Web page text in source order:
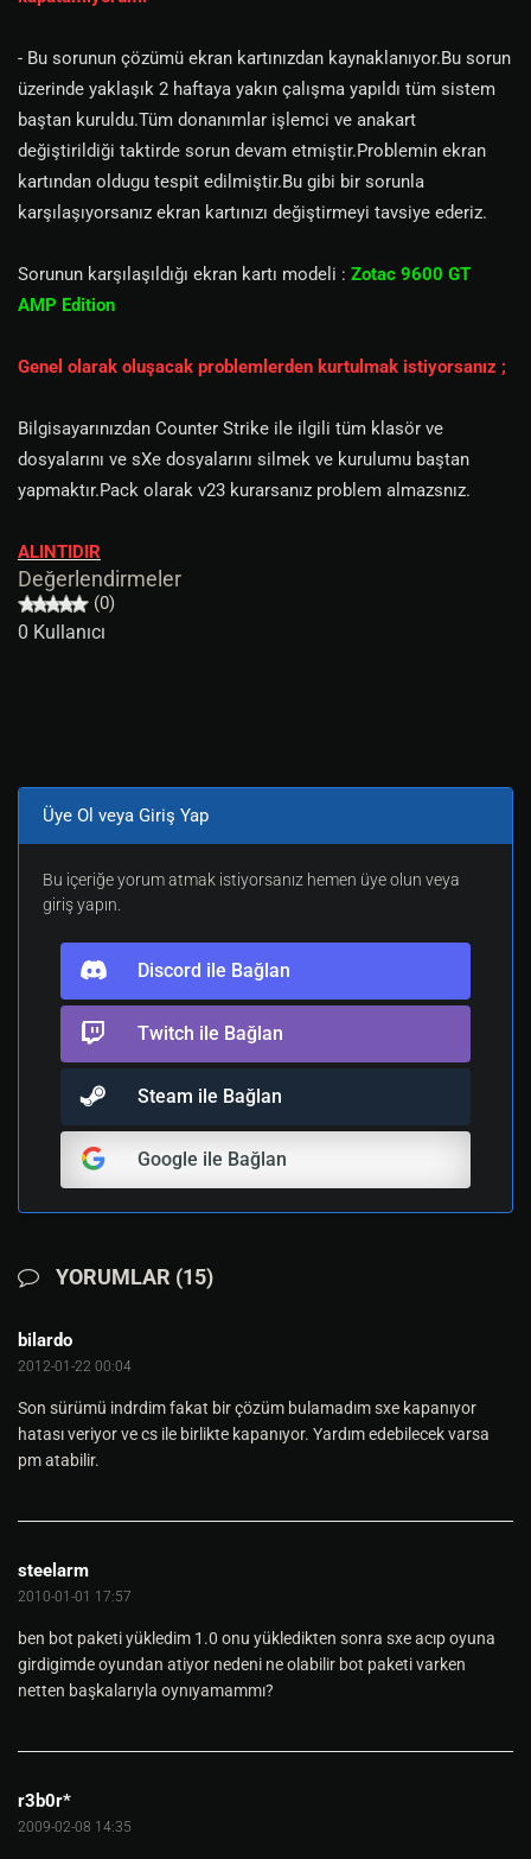
- Bu sorunun çözümü ekran kartınızdan kaynaklanıyor.Bu sorun
üzerinde yaklaşık 2 haftaya yakın çalışma yapıldı tüm sistem
baştan kuruldu.Tüm donanımlar işlemci ve anakart
değiştirildiği taktirde sorun devam etmiştir.Problemin ekran
kartından oldugu tespit edilmiştir.Bu gibi bir sorunla
karşılaşıyorsanız ekran kartınızı değiştirmeyi tavsiye ederiz.
Sorunun karşılaşıldığı ekran kartı modeli : Zotac 9600 GT
AMP Edition
Genel olarak oluşacak problemlerden kurtulmak istiyorsanız ;
Bilgisayarınızdan Counter Strike ile ilgili tüm klasör ve
dosyalarını ve sXe dosyalarını silmek ve kurulumu baştan
yapmaktır.Pack olarak v23 kurarsanız problem almazsnız.
ALINTIDIR
Değerlendirmeler
(0)
0 Kullanıcı
Üye Ol veya Giriş Yap
Bu içeriğe yorum atmak istiyorsanız hemen üye olun veya
giriş yapın.
Discord ile Bağlan
Twitch ile Bağlan
Steam ile Bağlan
Google ile Bağlan
YORUMLAR (15)
bilardo
2012-01-22 00:04
Son sürümü indrdim fakat bir çözüm bulamadım sxe kapanıyor
hatası veriyor ve cs ile birlikte kapanıyor. Yardım edebilecek varsa
pm atabilir.
steelarm
2010-01-01 17:57
ben bot paketi yükledim 1.0 onu yükledikten sonra sxe acıp oyuna
girdigimde oyundan atiyor nedeni ne olabilir bot paketi varken
netten başkalarıyla oynıyamammı?
r3b0r*
2009-02-08 14:35